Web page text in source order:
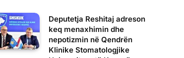
Deputetja Reshitaj adreson
keq menaxhimin dhe
nepotizmin në Qendrën
Klinike Stomatologjike